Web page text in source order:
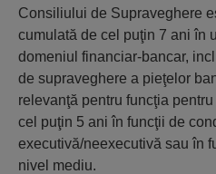
Consiliului de Supraveghere
cumulată de cel puţin 7 ani în
domeniul financiar-bancar,
de supraveghere a pieţelor
relevanţă pentru funcţia
cel puţin 5 ani în funcţii de
executivă/neexecutivă sau în
nivel mediu.